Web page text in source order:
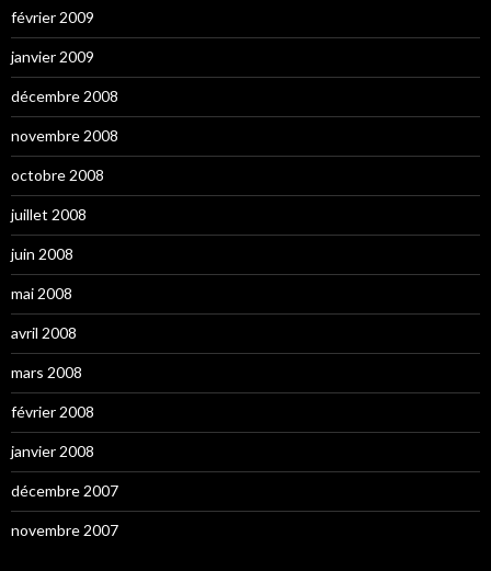
février 2009
janvier 2009
décembre 2008
novembre 2008
octobre 2008
juillet 2008
juin 2008
mai 2008
avril 2008
mars 2008
février 2008
janvier 2008
décembre 2007
novembre 2007